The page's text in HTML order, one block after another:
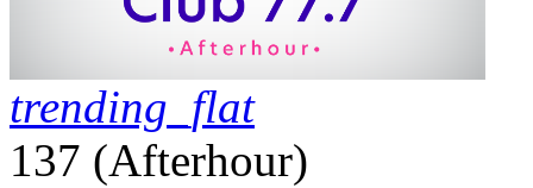
trending_flat
137 (Afterhour)